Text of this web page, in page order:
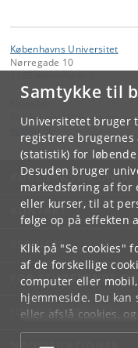
Samtykke til
Universitetet bruger
registrere
(statistik) for
Desuden bruger
markedsføring af for
eller kurser, til at
følge op på effekten
Klik på "Se cookies"
af de forskellige
computer eller
hjemmeside. Du kan
eller afslå cookies,
underCookie- og
Københavns Universitet
Nørregade 10
Københavns Universitet
KØBENHAVNS
KONTAKT
SERVICES
FOR STUDERENDE
JOB OG KARRIERE